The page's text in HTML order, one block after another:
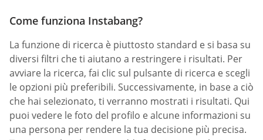
Come funziona Instabang?
La funzione di ricerca è piuttosto standard e si basa su
diversi filtri che ti aiutano a restringere i risultati. Per
avviare la ricerca, fai clic sul pulsante di ricerca e scegli
le opzioni più preferibili. Successivamente, in base a ciò
che hai selezionato, ti verranno mostrati i risultati. Qui
puoi vedere le foto del profilo e alcune informazioni su
una persona per rendere la tua decisione più precisa.